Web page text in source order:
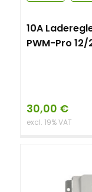
10A
PWM-Pro 12/
30,00 €
excl. 19% VAT